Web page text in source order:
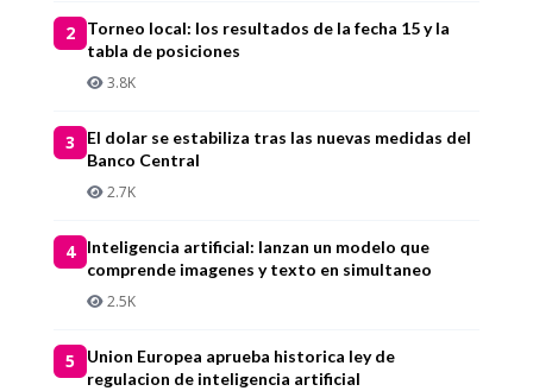
2
Torneo local: los resultados de la fecha 15 y la
tabla de posiciones
3.8K
3
El dolar se estabiliza tras las nuevas medidas del
Banco Central
2.7K
4
Inteligencia artificial: lanzan un modelo que
comprende imagenes y texto en simultaneo
2.5K
5
Union Europea aprueba historica ley de
regulacion de inteligencia artificial